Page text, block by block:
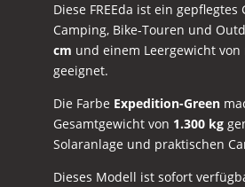
Diese FREEda ist ein
Camping, Bike‑Touren und
cm und einem Leergewicht
geeignet.
Die Farbe Expedition-Green
Gesamtgewicht von 1.300 kg
Solaranlage und praktischen
Dieses Modell ist sofort